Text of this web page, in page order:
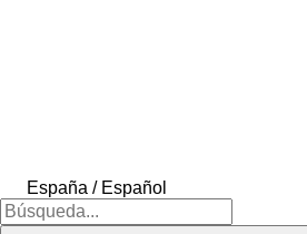
España / Español